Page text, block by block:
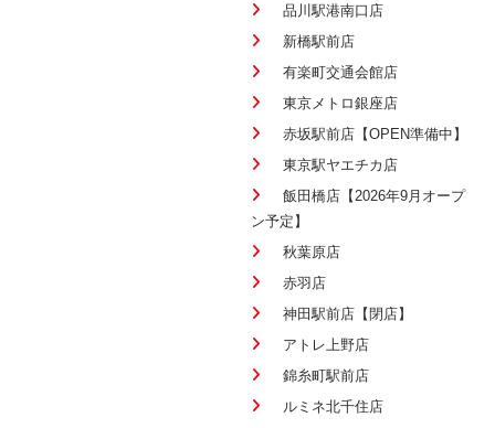
品川駅港南口店
新橋駅前店
有楽町交通会館店
東京メトロ銀座店
赤坂駅前店【OPEN準備中】
東京駅ヤエチカ店
飯田橋店【2026年9月オープ
ン予定】
秋葉原店
赤羽店
神田駅前店【閉店】
アトレ上野店
錦糸町駅前店
ルミネ北千住店